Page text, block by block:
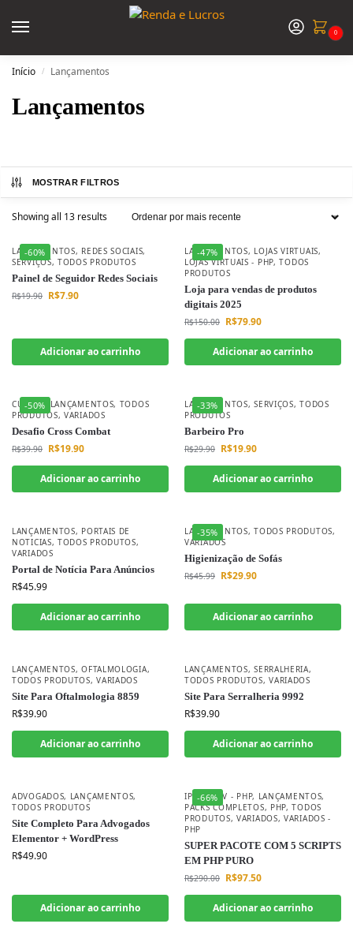
0
Início / Lançamentos
Lançamentos
MOSTRAR FILTROS
Showing all 13 results
-60%
LANÇAMENTOS, REDES SOCIAIS,
SERVIÇOS,TODOS PRODUTOS
Painel de Seguidor Redes Sociais
R$19.90 R$7.90
Adicionar ao carrinho
-47%
LANÇAMENTOS, LOJAS VIRTUAIS,
LOJAS VIRTUAIS - PHP,TODOS
PRODUTOS
Loja para vendas de produtos
digitais 2025
R$150.00 R$79.90
Adicionar ao carrinho
-50%
CURSOS, LANÇAMENTOS, TODOS
PRODUTOS,VARIADOS
Desafio Cross Combat
R$39.90 R$19.90
Adicionar ao carrinho
-33%
LANÇAMENTOS,SERVIÇOS,TODOS
PRODUTOS
Barbeiro Pro
R$29.90 R$19.90
Adicionar ao carrinho
LANÇAMENTOS, PORTAIS DE
NOTICIAS,TODOS PRODUTOS,
VARIADOS
Portal de Notícia Para Anúncios
R$45.99
Adicionar ao carrinho
-35%
LANÇAMENTOS,TODOS PRODUTOS,
VARIADOS
Higienização de Sofás
R$45.99 R$29.90
Adicionar ao carrinho
LANÇAMENTOS,OFTALMOLOGIA,
TODOS PRODUTOS,VARIADOS
Site Para Oftalmologia 8859
R$39.90
Adicionar ao carrinho
LANÇAMENTOS,SERRALHERIA,
TODOS PRODUTOS,VARIADOS
Site Para Serralheria 9992
R$39.90
Adicionar ao carrinho
ADVOGADOS, LANÇAMENTOS,
TODOS PRODUTOS
Site Completo Para Advogados
Elementor + WordPress
R$49.90
Adicionar ao carrinho
-66%
IPTV,IPTV - PHP, LANÇAMENTOS,
PACKS COMPLETOS, PHP,TODOS
PRODUTOS,VARIADOS,VARIADOS -
PHP
SUPER PACOTE COM 5 SCRIPTS
EM PHP PURO
R$290.00 R$97.50
Adicionar ao carrinho